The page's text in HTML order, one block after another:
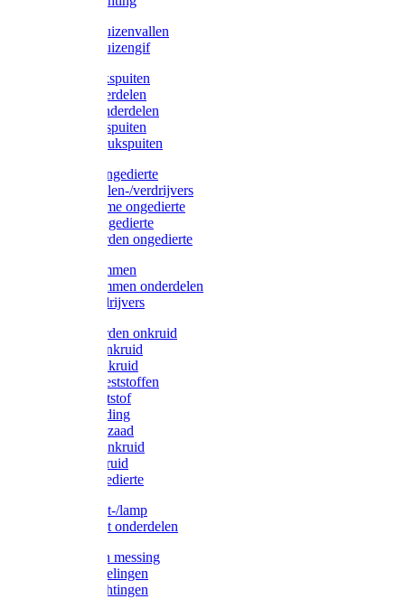
Ratten / Muizenvallen
Ratten / Muizengif
Gloria drukspuiten
Gloria onderdelen
Gardena onderdelen
Dario drukspuiten
Gardena drukspuiten
Diversen ongedierte
Insectenvallen-/verdrijvers
Protect Home ongedierte
Solabiol ongedierte
Protect Garden ongedierte
Mollenklemmen
Mollenklemmen onderdelen
Mollenverdrijvers
Protect Garden onkruid
Diversen onkruid
Solabiol onkruid
Solabiol meststoffen
Pokon meststof
Pokon voeding
Pokon graszaad
Roundup onkruid
Pokon onkruid
Pokon ongedierte
Vliegenkast-/lamp
Vliegenkast onderdelen
Zuigkorven messing
Geka koppelingen
Geka afdichtingen